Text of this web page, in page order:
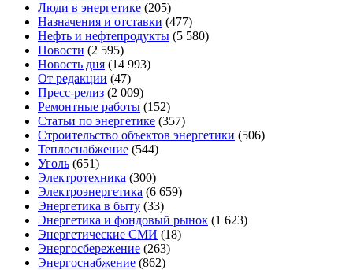
Люди в энергетике (205)
Назначения и отставки (477)
Нефть и нефтепродукты (5 580)
Новости (2 595)
Новость дня (14 993)
От редакции (47)
Пресс-релиз (2 009)
Ремонтные работы (152)
Статьи по энергетике (357)
Строительство объектов энергетики (506)
Теплоснабжение (544)
Уголь (651)
Электротехника (300)
Электроэнергетика (6 659)
Энергетика в быту (33)
Энергетика и фондовый рынок (1 623)
Энергетические СМИ (18)
Энергосбережение (263)
Энергоснабжение (862)